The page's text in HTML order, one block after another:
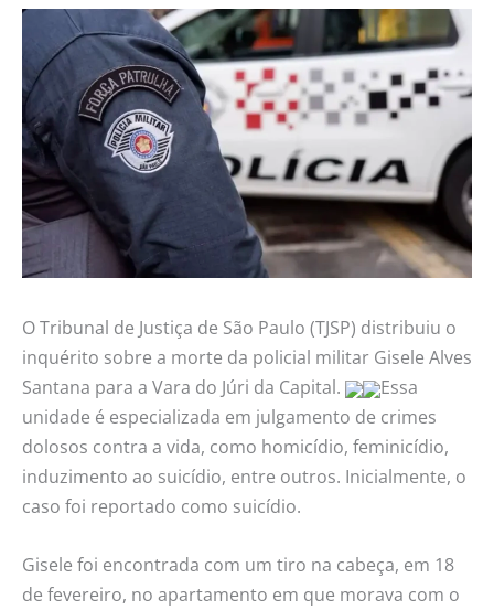
O Tribunal de Justiça de São Paulo (TJSP) distribuiu o
inquérito sobre a morte da policial militar Gisele Alves
Santana para a Vara do Júri da Capital.
Essa
unidade é especializada em julgamento de crimes
dolosos contra a vida, como homicídio, feminicídio,
induzimento ao suicídio, entre outros. Inicialmente, o
caso foi reportado como suicídio.
Gisele foi encontrada com um tiro na cabeça, em 18
de fevereiro, no apartamento em que morava com o